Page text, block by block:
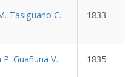
Tasiguano C. 1833
Guañuna V. 1835